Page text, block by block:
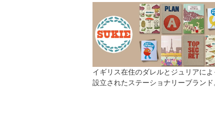
イギリス在住のダレルとジュリアによ
設立されたステーショナリーブランド